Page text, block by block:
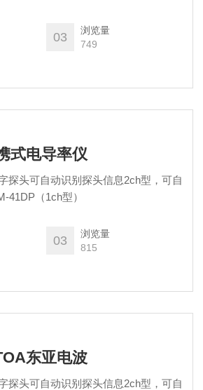
03
浏览量
749
式电导率仪
探头可自动识别探头信息2ch型，可自
41DP（1ch型）
03
浏览量
815
东亚电波
探头可自动识别探头信息2ch型，可自